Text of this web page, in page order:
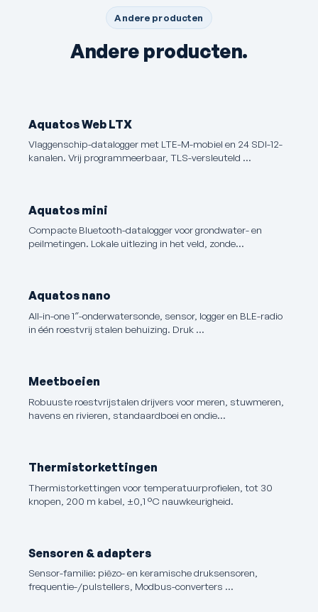
Andere producten
Andere producten.
Aquatos Web LTX
Vlaggenschip-datalogger met LTE-M-mobiel en 24 SDI-12-
kanalen. Vrij programmeerbaar, TLS-versleuteld …
Aquatos mini
Compacte Bluetooth-datalogger voor grondwater- en
peilmetingen. Lokale uitlezing in het veld, zonde…
Aquatos nano
All-in-one 1″-onderwatersonde, sensor, logger en BLE-radio
in één roestvrij stalen behuizing. Druk …
Meetboeien
Robuuste roestvrijstalen drijvers voor meren, stuwmeren,
havens en rivieren, standaardboei en ondie…
Thermistorkettingen
Thermistorkettingen voor temperatuurprofielen, tot 30
knopen, 200 m kabel, ±0,1 °C nauwkeurigheid.
Sensoren & adapters
Sensor-familie: piëzo- en keramische druksensoren,
frequentie-/pulstellers, Modbus-converters …